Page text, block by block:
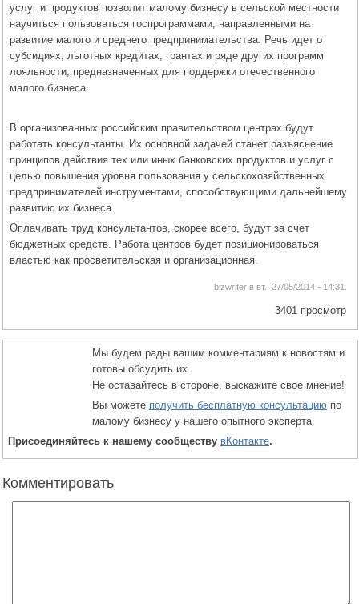
услуг и продуктов позволит малому бизнесу в сельской местности
научиться пользоваться госпрограммами, направленными на
развитие малого и среднего предпринимательства. Речь идет о
субсидиях, льготных кредитах, грантах и ряде других программ
лояльности, предназначенных для поддержки отечественного
малого бизнеса.
В организованных российским правительством центрах будут
работать консультанты. Их основной задачей станет разъяснение
принципов действия тех или иных банковских продуктов и услуг с
целью повышения уровня пользования у сельскохозяйственных
предпринимателей инструментами, способствующими дальнейшему
развитию их бизнеса.
Оплачивать труд консультантов, скорее всего, будут за счет
бюджетных средств. Работа центров будет позиционироваться
властью как просветительская и организационная.
bizwriter в вт., 27/05/2014 - 14:31.
3401 просмотр
Мы будем рады вашим комментариям к новостям и
готовы обсудить их.
Не оставайтесь в стороне, выскажите свое мнение!
Вы можете получить бесплатную консультацию по
малому бизнесу у нашего опытного эксперта.
Присоединяйтесь к нашему сообществу вКонтакте.
Комментировать